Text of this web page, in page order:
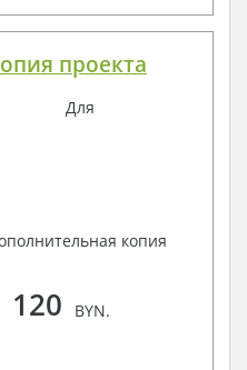
проекта
Для
копия
120 BYN.